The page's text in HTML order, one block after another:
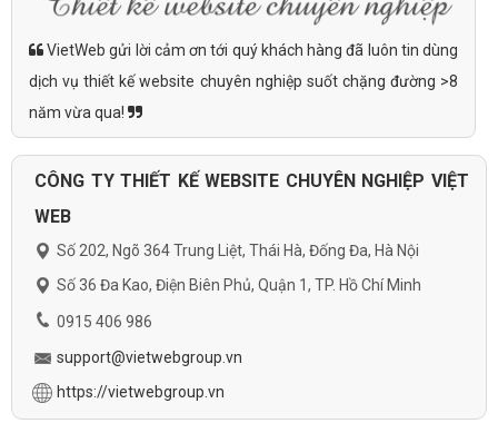
VietWeb gửi lời cảm ơn tới quý khách hàng đã luôn tin dùng
dịch vụ thiết kế website chuyên nghiệp suốt chặng đường >8
năm vừa qua!
CÔNG TY THIẾT KẾ WEBSITE CHUYÊN NGHIỆP VIỆT
WEB
Số 202, Ngõ 364 Trung Liệt, Thái Hà, Đống Đa, Hà Nội
Số 36 Đa Kao, Điện Biên Phủ, Quận 1, TP. Hồ Chí Minh
0915 406 986
support@vietwebgroup.vn
https://vietwebgroup.vn